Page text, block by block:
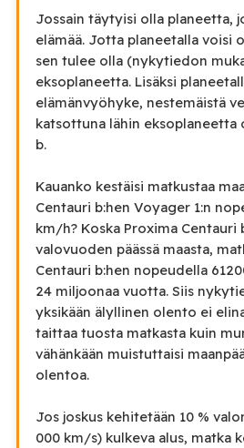
Jossain täytyisi olla planeetta,
elämää. Jotta planeetalla voisi
sen tulee olla (nykytiedon
eksoplaneetta. Lisäksi
elämänvyöhyke, nestemäistä
katsottuna lähin eksoplaneetta
b.
Kauanko kestäisi matkustaa
Centauri b:hen Voyager 1:n
km/h? Koska Proxima Centauri
valovuoden päässä maasta,
Centauri b:hen nopeudella
24 miljoonaa vuotta. Siis
yksikään älyllinen olento ei
taittaa tuosta matkasta kuin
vähänkään muistuttaisi
olentoa.
Jos joskus kehitetään 10 %
000 km/s) kulkeva alus, matka